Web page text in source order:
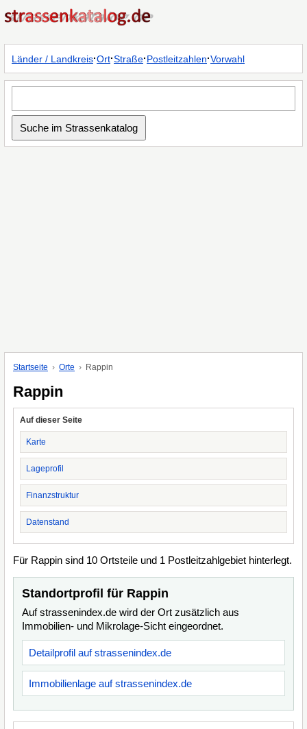
Länder / Landkreis·Ort·Straße·Postleitzahlen·Vorwahl
Startseite Orte Rappin
Rappin
Auf dieser Seite
Karte
Lageprofil
Finanzstruktur
Datenstand
Für Rappin sind 10 Ortsteile und 1 Postleitzahlgebiet hinterlegt.
Standortprofil für Rappin
Auf strassenindex.de wird der Ort zusätzlich aus
Immobilien- und Mikrolage-Sicht eingeordnet.
Detailprofil auf strassenindex.de
Immobilienlage auf strassenindex.de